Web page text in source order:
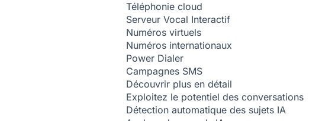
Téléphonie cloud
Serveur Vocal Interactif
Numéros virtuels
Numéros internationaux
Power Dialer
Campagnes SMS
Découvrir plus en détail
Exploitez le potentiel des conversations
Détection automatique des sujets IA